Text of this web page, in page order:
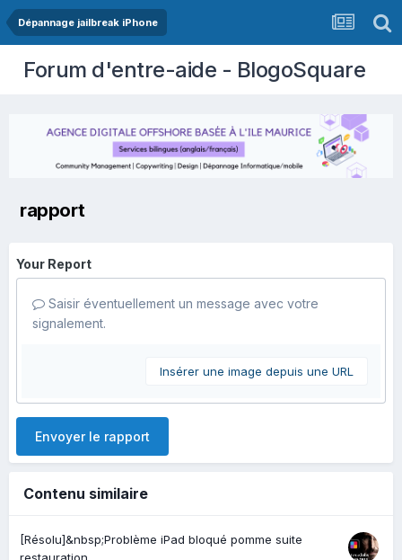
Dépannage jailbreak iPhone
Forum d'entre-aide - BlogoSquare
rapport
Your Report
Saisir éventuellement un message avec votre
signalement.
Insérer une image depuis une URL
Envoyer le rapport
Contenu similaire
[Résolu]&nbsp;Problème iPad bloqué pomme suite